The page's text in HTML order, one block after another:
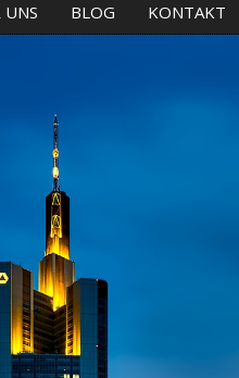
UNS BLOG KONTAKT